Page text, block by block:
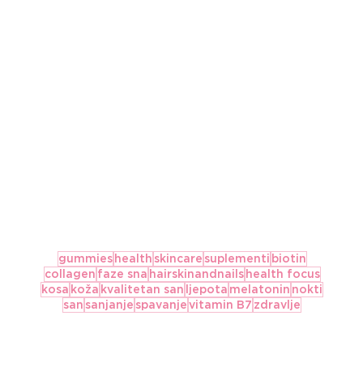
gummies health skincare suplementi biotin
collagen faze sna hairskinandnails health focus
kosa koža kvalitetan san ljepota melatonin nokti
san sanjanje spavanje vitamin B7 zdravlje